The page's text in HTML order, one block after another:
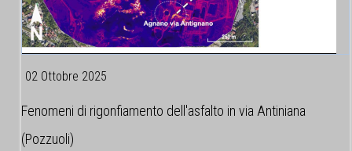
02 Ottobre 2025
Fenomeni di rigonfiamento dell'asfalto in via Antiniana
(Pozzuoli)